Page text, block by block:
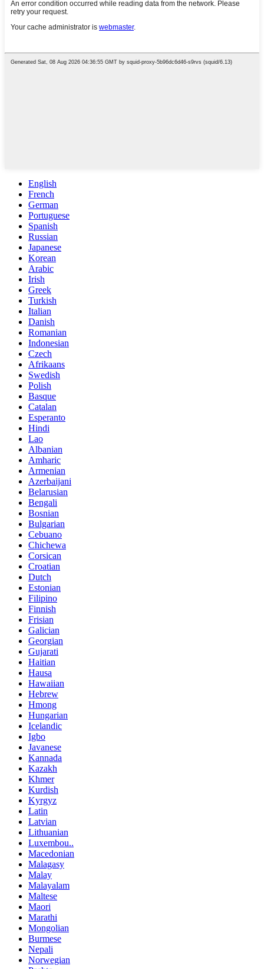
English
French
German
Portuguese
Spanish
Russian
Japanese
Korean
Arabic
Irish
Greek
Turkish
Italian
Danish
Romanian
Indonesian
Czech
Afrikaans
Swedish
Polish
Basque
Catalan
Esperanto
Hindi
Lao
Albanian
Amharic
Armenian
Azerbaijani
Belarusian
Bengali
Bosnian
Bulgarian
Cebuano
Chichewa
Corsican
Croatian
Dutch
Estonian
Filipino
Finnish
Frisian
Galician
Georgian
Gujarati
Haitian
Hausa
Hawaiian
Hebrew
Hmong
Hungarian
Icelandic
Igbo
Javanese
Kannada
Kazakh
Khmer
Kurdish
Kyrgyz
Latin
Latvian
Lithuanian
Luxembou..
Macedonian
Malagasy
Malay
Malayalam
Maltese
Maori
Marathi
Mongolian
Burmese
Nepali
Norwegian